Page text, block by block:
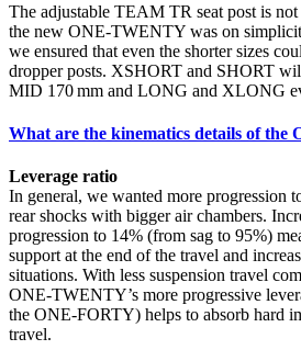
The adjustable TEAM TR seat post is
the new ONE-TWENTY was on
we ensured that even the shorter sizes
dropper posts. XSHORT and SHORT
MID 170 mm and LONG and XLONG
What are the kinematics details of the
Leverage ratio
In general, we wanted more progression
rear shocks with bigger air chambers.
progression to 14% (from sag to 95%)
support at the end of the travel and
situations. With less suspension travel
ONE-TWENTY’s more progressive
the ONE-FORTY) helps to absorb hard
travel.